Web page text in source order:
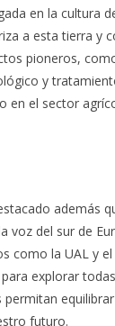
en la cultura
a esta tierra y
pioneros,
y
en el sector
además
voz del sur de
como la UAL y
explorar
futuro.